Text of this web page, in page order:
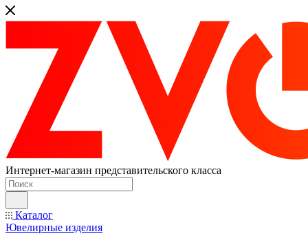
Интернет-магазин представительского класса
Каталог
Ювелирные изделия